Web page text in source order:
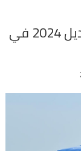
تعرف على سعر MG RX5 Plus موديل 2024 في